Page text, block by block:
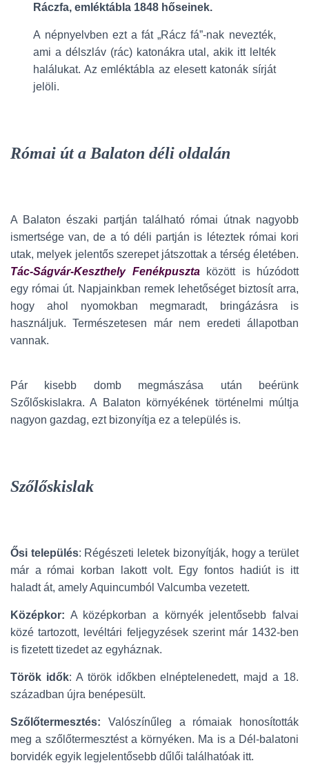
Ráczfa, emléktábla 1848 hőseinek.
A népnyelvben ezt a fát „Rácz fá”-nak nevezték,
ami a délszláv (rác) katonákra utal, akik itt lelték
halálukat. Az emléktábla az elesett katonák sírját
jelöli.
Római út a Balaton déli oldalán
A Balaton északi partján található római útnak nagyobb
ismertsége van, de a tó déli partján is léteztek római kori
utak, melyek jelentős szerepet játszottak a térség életében.
Tác-Ságvár-Keszthely Fenékpusztaközött is húzódott
egy római út. Napjainkban remek lehetőséget biztosít arra,
hogy ahol nyomokban megmaradt, bringázásra is
használjuk. Természetesen már nem eredeti állapotban
vannak.
Pár kisebb domb megmászása után beérünk
Szőlőskislakra. A Balaton környékének történelmi múltja
nagyon gazdag, ezt bizonyítja ez a település is.
Szőlőskislak
Ősi település: Régészeti leletek bizonyítják, hogy a terület
már a római korban lakott volt. Egy fontos hadiút is itt
haladt át, amely Aquincumból Valcumba vezetett.
Középkor: A középkorban a környék jelentősebb falvai
közé tartozott, levéltári feljegyzések szerint már 1432-ben
is fizetett tizedet az egyháznak.
Török idők: A török időkben elnéptelenedett, majd a 18.
században újra benépesült.
Szőlőtermesztés: Valószínűleg a rómaiak honosították
meg a szőlőtermesztést a környéken. Ma is a Dél-balatoni
borvidék egyik legjelentősebb dűlői találhatóak itt.